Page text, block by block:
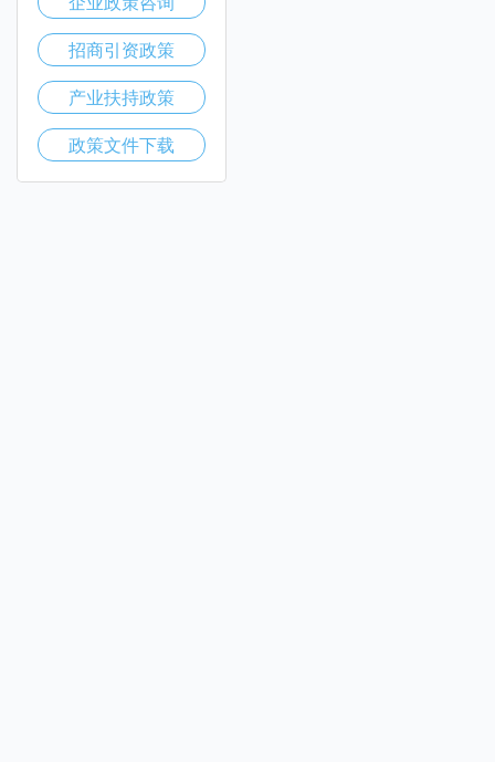
招商引资政策
产业扶持政策
政策文件下载